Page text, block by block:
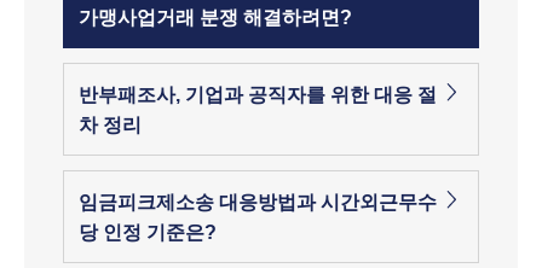
가맹사업거래 분쟁 해결하려면?
반부패조사, 기업과 공직자를 위한 대응 절
차 정리
임금피크제소송 대응방법과 시간외근무수
당 인정 기준은?